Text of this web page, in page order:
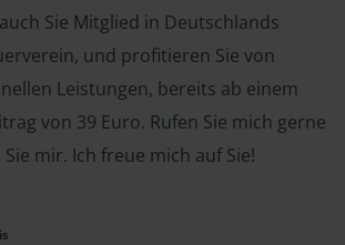
Sie Mitglied in Deutschlands
und profitieren Sie von
Leistungen, bereits ab einem
von 39 Euro. Rufen Sie mich gerne
mir. Ich freue mich auf Sie!